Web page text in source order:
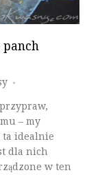
♦
– my
ta idealnie
dla nich
w ten